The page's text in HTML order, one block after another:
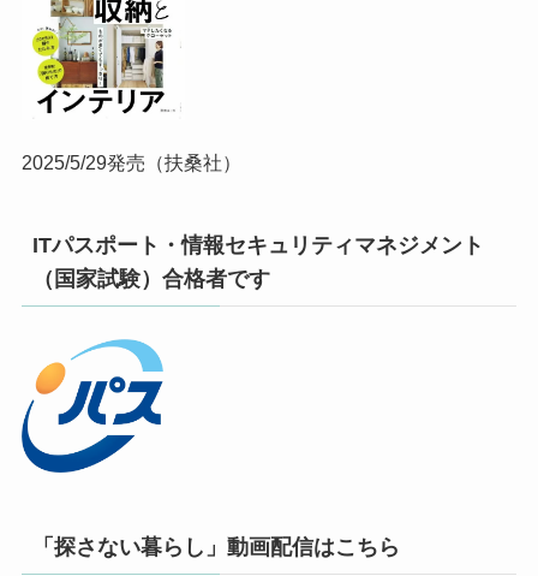
2025/5/29発売（扶桑社）
ITパスポート・情報セキュリティマネジメント
（国家試験）合格者です
「探さない暮らし」動画配信はこちら